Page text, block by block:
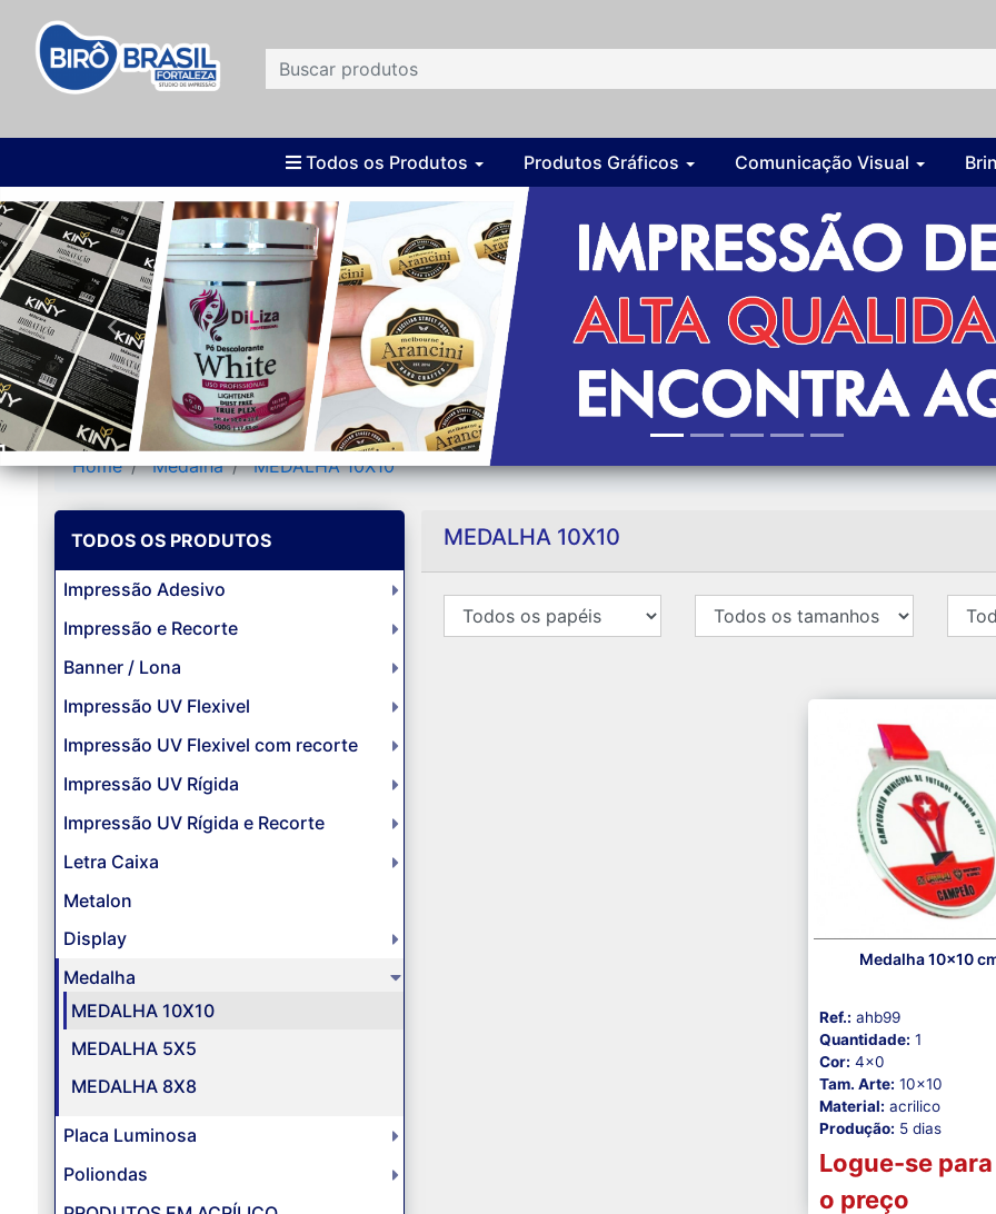
Todos os Produtos Produtos Gráficos Comunicação Visual
Home Medalha MEDALHA 10X10
TODOS OS PRODUTOS
Impressão Adesivo
Impressão e Recorte
Banner / Lona
Impressão UV Flexivel
Impressão UV Flexivel com recorte
Impressão UV Rígida
Impressão UV Rígida e Recorte
Letra Caixa
Metalon
Display
Medalha
MEDALHA 10X10
MEDALHA 5X5
MEDALHA 8X8
Placa Luminosa
Poliondas
MEDALHA 10X10
Medalha 10x10
Ref.: ahb99
Quantidade: 1
Cor: 4x0
Tam. Arte: 10x10
Material: acrilico
Produção: 5 dias
Logue-se
o preço